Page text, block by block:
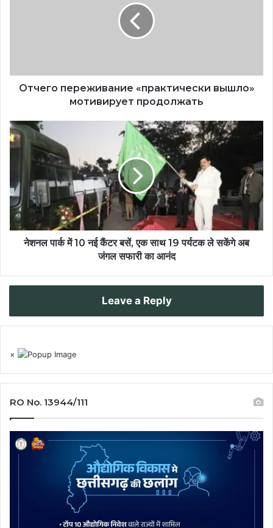
Отчего переживание «практически вышло»
мотивирует продолжать
नेशनल पार्क में 10 नई कैंटर बसें, एक साथ 19 पर्यटक ले सकेंगे अब
जंगल सफारी का आनंद
Leave a Reply
×
RO No. 13944/111